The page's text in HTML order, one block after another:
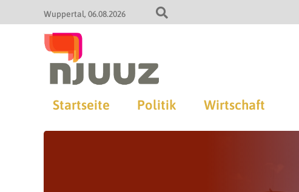
Wuppertal 06.08.2026
Startseite Politik Wirtschaft